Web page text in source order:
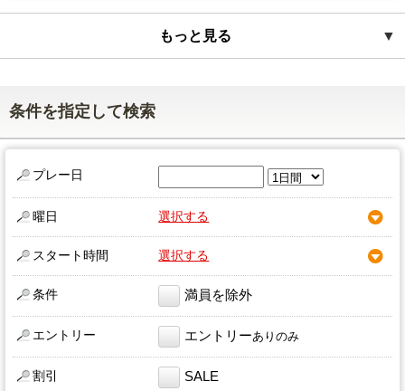
▼
もっと見る
条件を指定して検索
プレー日
曜日 選択する
スタート時間 選択する
条件 満員を除外
エントリー エントリーありのみ
割引 SALE